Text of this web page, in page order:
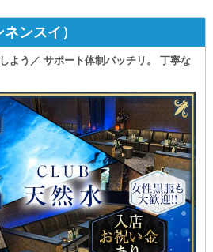
ンスイ）
よう／ サポート体制バッチリ。 丁寧な